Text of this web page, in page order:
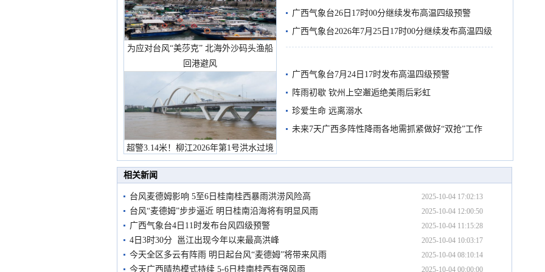
为应对台风“美莎克” 北海外沙码头渔船
回港避风
超警3.14米！柳江2026年第1号洪水过境
市民在堤岸见证汛况
有较强降雨
广西气象台26日17时00分继续发布高温四级预警
广西气象台2026年7月25日17时00分继续发布高温四级
预警
广西气象台7月24日17时发布高温四级预警
阵雨初歇 钦州上空邂逅绝美雨后彩虹
珍爱生命 远离溺水
未来7天广西多阵性降雨各地需抓紧做好“双抢”工作
相关新闻
台风麦德姆影响 5至6日桂南桂西暴雨洪涝风险高 2025-10-04 17:02:13
台风“麦德姆”步步逼近 明日桂南沿海将有明显风雨 2025-10-04 12:00:50
广西气象台4日11时发布台风四级预警 2025-10-04 11:15:28
4日3时30分 邕江出现今年以来最高洪峰 2025-10-04 10:03:17
今天全区多云有阵雨 明日起台风“麦德姆”将带来风雨 2025-10-04 08:10:14
今天广西晴热模式持续 5-6日桂南桂西有强风雨 2025-10-04 00:00:00